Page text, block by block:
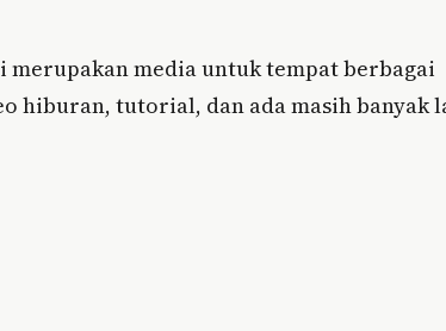
media untuk tempat berbagai
hiburan, tutorial, dan ada masih banyak